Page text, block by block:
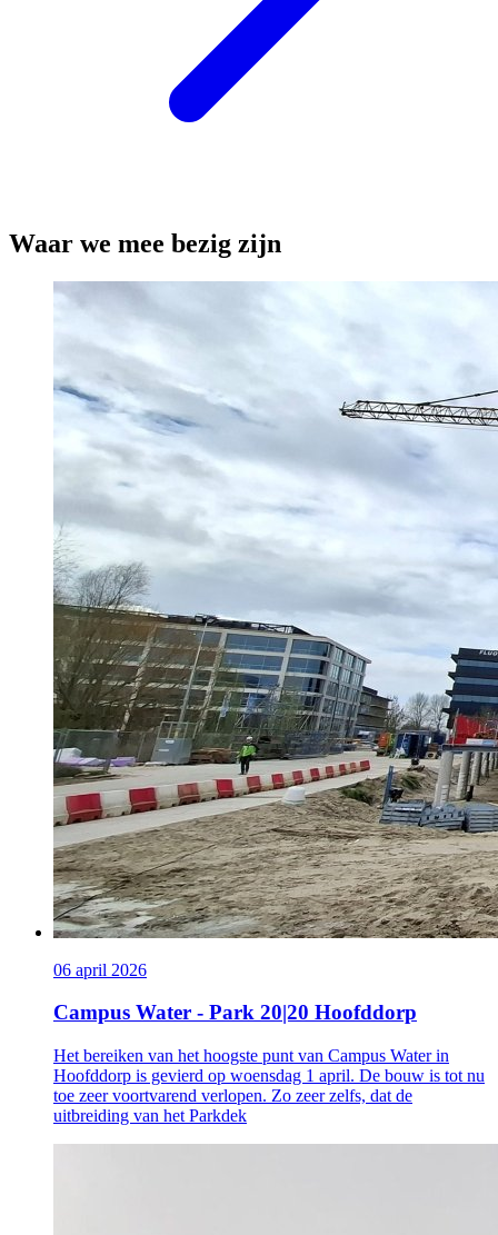
Waar we mee bezig zijn
06 april 2026
Campus Water - Park 20|20 Hoofddorp
Het bereiken van het hoogste punt van Campus Water in
Hoofddorp is gevierd op woensdag 1 april. De bouw is tot nu
toe zeer voortvarend verlopen. Zo zeer zelfs, dat de
uitbreiding van het Parkdek